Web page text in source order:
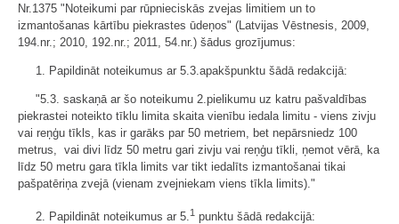
Nr.1375 "Noteikumi par rūpnieciskās zvejas limitiem un to
izmantošanas kārtību piekrastes ūdeņos" (Latvijas Vēstnesis, 2009,
194.nr.; 2010, 192.nr.; 2011, 54.nr.) šādus grozījumus:
1. Papildināt noteikumus ar 5.3.apakšpunktu šādā redakcijā:
"5.3. saskaņā ar šo noteikumu 2.pielikumu uz katru pašvaldības
piekrastei noteikto tīklu limita skaita vienību iedala limitu - viens zivju
vai reņģu tīkls, kas ir garāks par 50 metriem, bet nepārsniedz 100
metrus, vai divi līdz 50 metru gari zivju vai reņģu tīkli, ņemot vērā, ka
līdz 50 metru gara tīkla limits var tikt iedalīts izmantošanai tikai
pašpatēriņa zvejā (vienam zvejniekam viens tīkla limits)."
2. Papildināt noteikumus ar 5. 1 punktu šādā redakcijā: